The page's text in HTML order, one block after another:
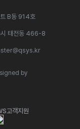
B동 914호
시 태전동 466-8
by
고객지원